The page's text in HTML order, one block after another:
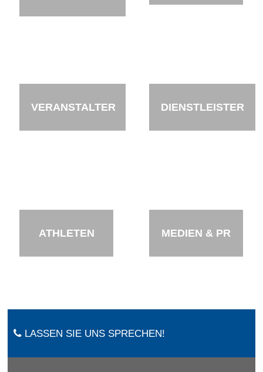
VERANSTALTER
ATHLETEN
DIENSTLEISTER
MEDIEN & PR
LASSEN SIE UNS SPRECHEN!